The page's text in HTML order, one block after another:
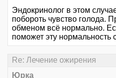
Эндокринолог в этом
побороть чувство голода.
обменом всё нормально.
поможет эту нормальность
Re: Лечение ожирения
Юрка